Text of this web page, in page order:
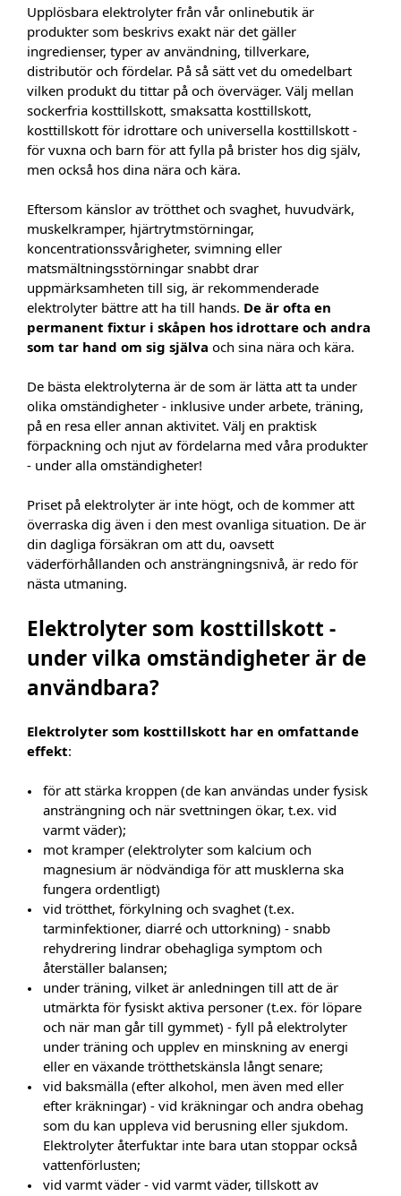
Upplösbara elektrolyter från vår onlinebutik är
produkter som beskrivs exakt när det gäller
ingredienser, typer av användning, tillverkare,
distributör och fördelar. På så sätt vet du omedelbart
vilken produkt du tittar på och överväger. Välj mellan
sockerfria kosttillskott, smaksatta kosttillskott,
kosttillskott för idrottare och universella kosttillskott -
för vuxna och barn för att fylla på brister hos dig själv,
men också hos dina nära och kära.
Eftersom känslor av trötthet och svaghet, huvudvärk,
muskelkramper, hjärtrytmstörningar,
koncentrationssvårigheter, svimning eller
matsmältningsstörningar snabbt drar
uppmärksamheten till sig, är rekommenderade
elektrolyter bättre att ha till hands. De är ofta en
permanent fixtur i skåpen hos idrottare och andra
som tar hand om sig själva och sina nära och kära.
De bästa elektrolyterna är de som är lätta att ta under
olika omständigheter - inklusive under arbete, träning,
på en resa eller annan aktivitet. Välj en praktisk
förpackning och njut av fördelarna med våra produkter
- under alla omständigheter!
Priset på elektrolyter är inte högt, och de kommer att
överraska dig även i den mest ovanliga situation. De är
din dagliga försäkran om att du, oavsett
väderförhållanden och ansträngningsnivå, är redo för
nästa utmaning.
Elektrolyter som kosttillskott -
under vilka omständigheter är de
användbara?
Elektrolyter som kosttillskott har en omfattande
effekt:
för att stärka kroppen (de kan användas under fysisk
ansträngning och när svettningen ökar, t.ex. vid
varmt väder);
mot kramper (elektrolyter som kalcium och
magnesium är nödvändiga för att musklerna ska
fungera ordentligt)
vid trötthet, förkylning och svaghet (t.ex.
tarminfektioner, diarré och uttorkning) - snabb
rehydrering lindrar obehagliga symptom och
återställer balansen;
under träning, vilket är anledningen till att de är
utmärkta för fysiskt aktiva personer (t.ex. för löpare
och när man går till gymmet) - fyll på elektrolyter
under träning och upplev en minskning av energi
eller en växande trötthetskänsla långt senare;
vid baksmälla (efter alkohol, men även med eller
efter kräkningar) - vid kräkningar och andra obehag
som du kan uppleva vid berusning eller sjukdom.
Elektrolyter återfuktar inte bara utan stoppar också
vattenförlusten;
vid varmt väder - vid varmt väder, tillskott av